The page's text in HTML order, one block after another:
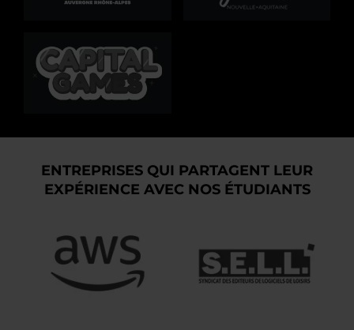
ENTREPRISES QUI PARTAGENT LEUR
EXPÉRIENCE AVEC NOS ÉTUDIANTS